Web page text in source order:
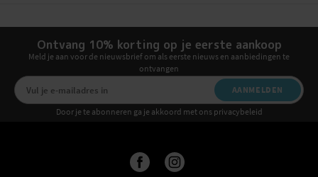
Ontvang 10% korting op je eerste aankoop
Meld je aan voor de nieuwsbrief om als eerste nieuws en aanbiedingen te
ontvangen
AANMELDEN
Door je te abonneren ga je akkoord met ons privacybeleid